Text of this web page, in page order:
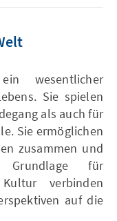
wesentlicher
Sie spielen
als auch für
Sie ermöglichen
zusammen und
Grundlage für
verbinden
auf die